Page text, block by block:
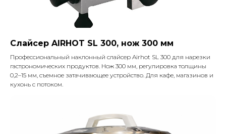
Слайсер AIRHOT SL 300, нож 300 мм
Профессиональный наклонный слайсер Airhot SL 300 для нарезки
гастрономических продуктов. Нож 300 мм, регулировка толщины
0,2–15 мм, съемное затачивающее устройство. Для кафе, магазинов и
кухонь с потоком.